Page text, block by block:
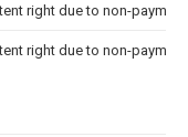
right due to non-
right due to non-